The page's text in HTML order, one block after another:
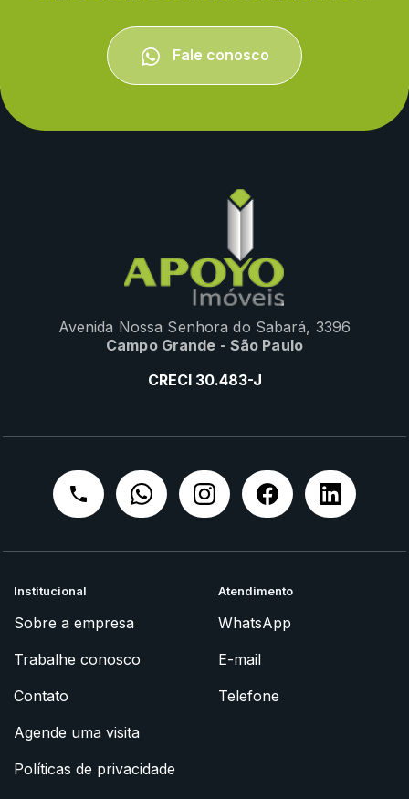
Fale conosco
Avenida Nossa Senhora do Sabará, 3396
Campo Grande - São Paulo
CRECI 30.483-J
Institucional
Sobre a empresa
Trabalhe conosco
Contato
Agende uma visita
Políticas de privacidade
Atendimento
WhatsApp
E-mail
Telefone